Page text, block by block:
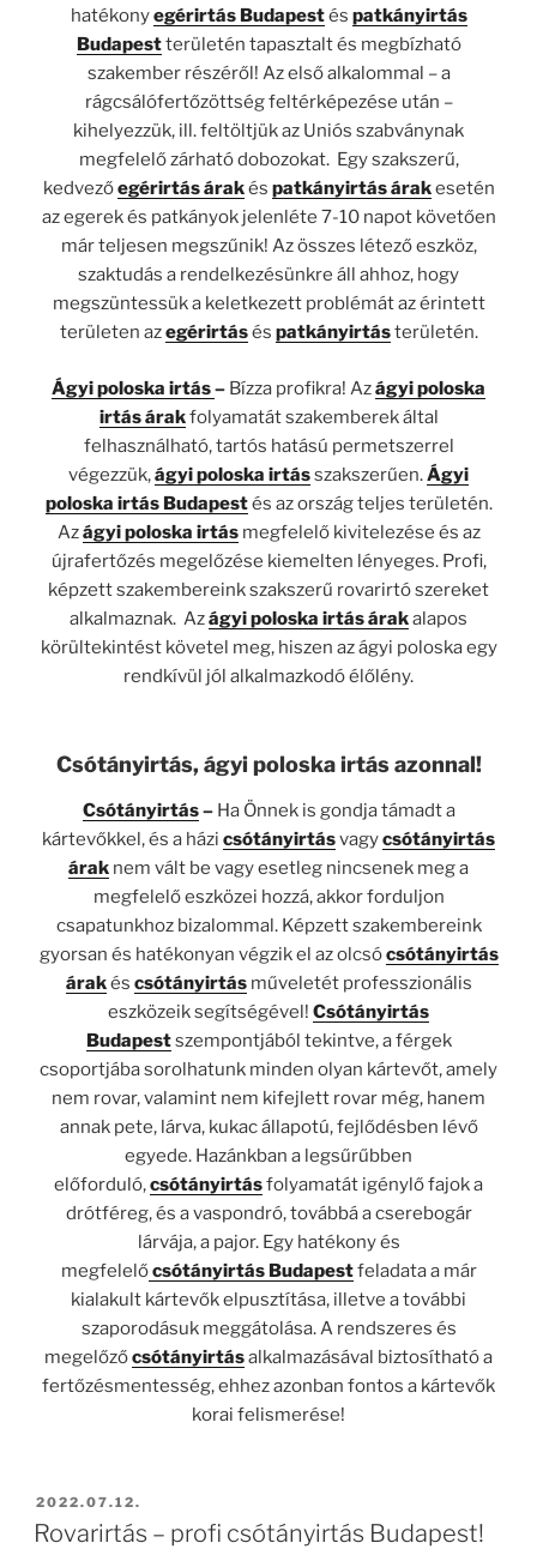
hatékonyegérirtás Budapestés patkányirtás
Budapestterületén tapasztalt és megbízható
szakember részéről! Az első alkalommal – a
rágcsálófertőzöttség feltérképezése után –
kihelyezzük, ill. feltöltjük az Uniós szabványnak
megfelelő zárható dobozokat. Egy szakszerű,
kedvezőegérirtás árakés patkányirtás árakesetén
az egerek és patkányok jelenléte 7-10 napot követően
már teljesen megszűnik! Az összes létező eszköz,
szaktudás a rendelkezésünkre áll ahhoz, hogy
megszüntessük a keletkezett problémát az érintett
területen azegérirtásés patkányirtásterületén.
Ágyi poloska irtás– Bízza profikra! Azágyi poloska
irtás árakfolyamatát szakemberek által
felhasználható, tartós hatású permetszerrel
végezzük,ágyi poloska irtásszakszerűen.Ágyi
poloska irtás Budapestés az ország teljes területén.
Azágyi poloska irtás megfelelő kivitelezése és az
újrafertőzés megelőzése kiemelten lényeges. Profi,
képzett szakembereink szakszerű rovarirtó szereket
alkalmaznak. Azágyi poloska irtás árakalapos
körültekintést követel meg, hiszen az ágyi poloska egy
rendkívül jól alkalmazkodó élőlény.
Csótányirtás, ágyi poloska irtás azonnal!
Csótányirtás– Ha Önnek is gondja támadt a
kártevőkkel, és a házi csótányirtásvagycsótányirtás
árak nem vált be vagy esetleg nincsenek meg a
megfelelő eszközei hozzá, akkor forduljon
csapatunkhoz bizalommal. Képzett szakembereink
gyorsan és hatékonyan végzik el az olcsócsótányirtás
árakés csótányirtásműveletét professzionális
eszközeik segítségével! Csótányirtás
Budapestszempontjából tekintve, a férgek
csoportjába sorolhatunk minden olyan kártevőt, amely
nem rovar, valamint nem kifejlett rovar még, hanem
annak pete, lárva, kukac állapotú, fejlődésben lévő
egyede. Hazánkban a legsűrűbben
előforduló,csótányirtásfolyamatát igénylő fajok a
drótféreg, és a vaspondró, továbbá a cserebogár
lárvája, a pajor. Egy hatékony és
megfelelőcsótányirtás Budapestfeladata a már
kialakult kártevők elpusztítása, illetve a további
szaporodásuk meggátolása. A rendszeres és
megelőzőcsótányirtásalkalmazásával biztosítható a
fertőzésmentesség, ehhez azonban fontos a kártevők
korai felismerése!
BEKÜLDVE:
2022.07.12.
Rovarirtás – profi csótányirtás Budapest!